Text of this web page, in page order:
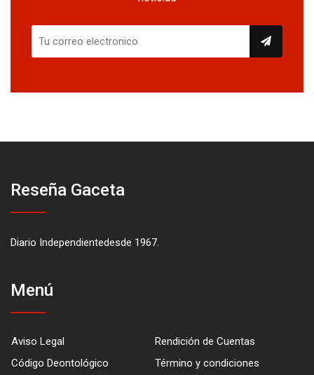
Reseña Gaceta
Diario Independientedesde 1967.
Menú
Aviso Legal
Rendición de Cuentas
Código Deontológico
Término y condiciones